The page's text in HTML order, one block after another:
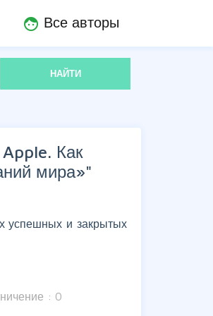
face Все авторы
НАЙТИ
Как
мира»"
успешных и закрытых
: 0